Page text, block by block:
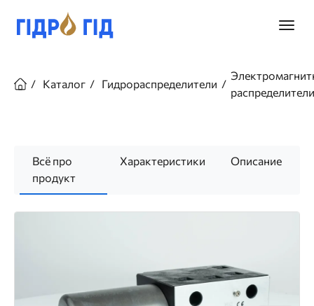
основному
Главное
навигации
Каталог Гидрораспределители
распределители
Всё про
продукт
Характеристики Описание